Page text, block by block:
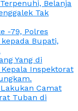
Belanja
Tak
-79, Polres
Bupati,
Yang di
Inspektorat
Camat
Tuban di